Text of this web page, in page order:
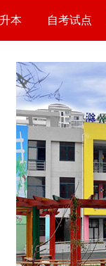
本 自考试点